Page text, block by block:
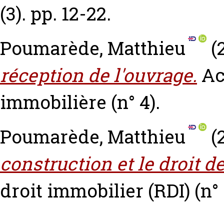
(3). pp. 12-22.
Poumarède, Matthieu
réception de l'ouvrage.
immobilière (n° 4).
Poumarède, Matthieu
construction et le droit
droit immobilier (RDI) (n°